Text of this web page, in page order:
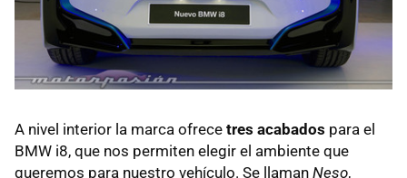
A nivel interior la marca ofrece tres acabados para el
BMW i8, que nos permiten elegir el ambiente que
queremos para nuestro vehículo. Se llaman Neso,